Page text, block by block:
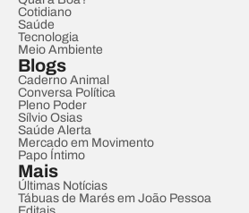
Cotidiano
Saúde
Tecnologia
Meio Ambiente
Blogs
Caderno Animal
Conversa Política
Pleno Poder
Sílvio Osias
Saúde Alerta
Mercado em Movimento
Papo Íntimo
Mais
Últimas Notícias
Tábuas de Marés em João Pessoa